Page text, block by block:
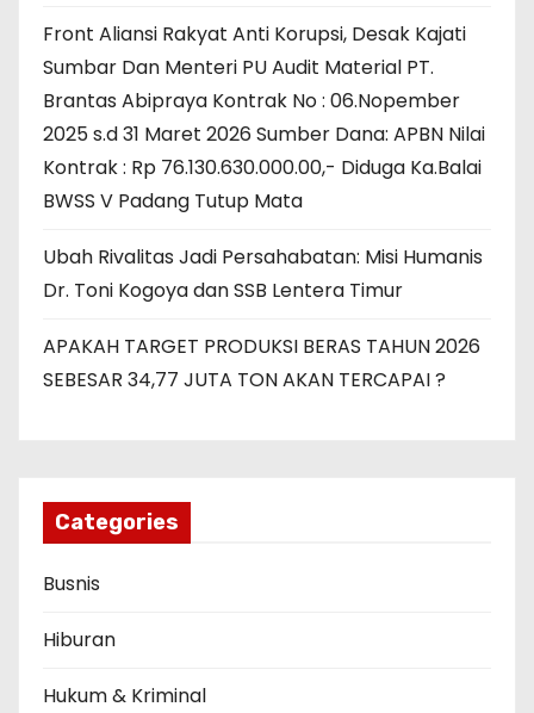
Front Aliansi Rakyat Anti Korupsi, Desak Kajati
Sumbar Dan Menteri PU Audit Material PT.
Brantas Abipraya Kontrak No : 06.Nopember
2025 s.d 31 Maret 2026 Sumber Dana: APBN Nilai
Kontrak : Rp 76.130.630.000.00,- Diduga Ka.Balai
BWSS V Padang Tutup Mata
Ubah Rivalitas Jadi Persahabatan: Misi Humanis
Dr. Toni Kogoya dan SSB Lentera Timur
APAKAH TARGET PRODUKSI BERAS TAHUN 2026
SEBESAR 34,77 JUTA TON AKAN TERCAPAI ?
Categories
Busnis
Hiburan
Hukum & Kriminal